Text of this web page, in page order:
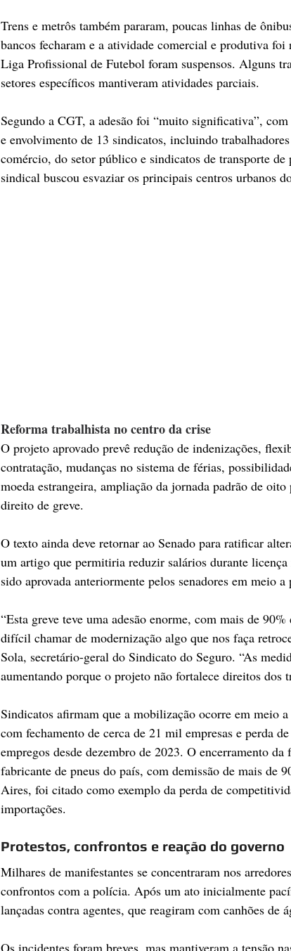
Trens e metrôs também pararam, poucas linhas de
bancos fecharam e a atividade comercial e produtiva foi
Liga Profissional de Futebol foram suspensos. Alguns
setores específicos mantiveram atividades parciais.
Segundo a CGT, a adesão foi “muito significativa”,
e envolvimento de 13 sindicatos, incluindo
comércio, do setor público e sindicatos de transporte de
sindical buscou esvaziar os principais centros urbanos
Reforma trabalhista no centro da crise
O projeto aprovado prevê redução de indenizações,
contratação, mudanças no sistema de férias,
moeda estrangeira, ampliação da jornada padrão de
direito de greve.
O texto ainda deve retornar ao Senado para ratificar
um artigo que permitiria reduzir salários durante
sido aprovada anteriormente pelos senadores em meio a
“Esta greve teve uma adesão enorme, com mais de
difícil chamar de modernização algo que nos faça
Sola, secretário-geral do Sindicato do Seguro. “As
aumentando porque o projeto não fortalece direitos dos
Sindicatos afirmam que a mobilização ocorre em meio
com fechamento de cerca de 21 mil empresas e perda
empregos desde dezembro de 2023. O encerramento
fabricante de pneus do país, com demissão de mais de
Aires, foi citado como exemplo da perda de
importações.
Protestos, confrontos e reação do governo
Milhares de manifestantes se concentraram nos
confrontos com a polícia. Após um ato inicialmente
lançadas contra agentes, que reagiram com canhões de
Os incidentes foram breves, mas mantiveram a tensão